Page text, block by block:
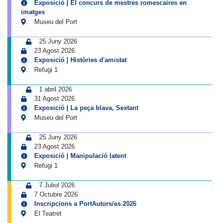
Exposició | El concurs de mestres romescaires en
imatges
Museu del Port
25 Juny 2026
23 Agost 2026
Exposició | Històries d'amistat
Refugi 1
1 abril 2026
31 Agost 2026
Exposició | La peça blava, Sextant
Museu del Port
25 Juny 2026
23 Agost 2026
Exposició | Manipulació latent
Refugi 1
7 Juliol 2026
7 Octubre 2026
Inscripcions a PortAutors/es 2026
El Teatret